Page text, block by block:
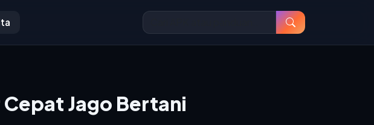
Jago Bertani